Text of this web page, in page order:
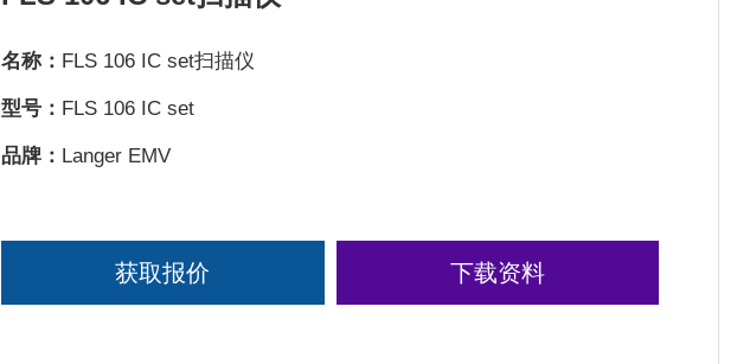
名称： FLS 106 IC set扫描仪
型号： FLS 106 IC set
品牌： Langer EMV
获取报价 下载资料